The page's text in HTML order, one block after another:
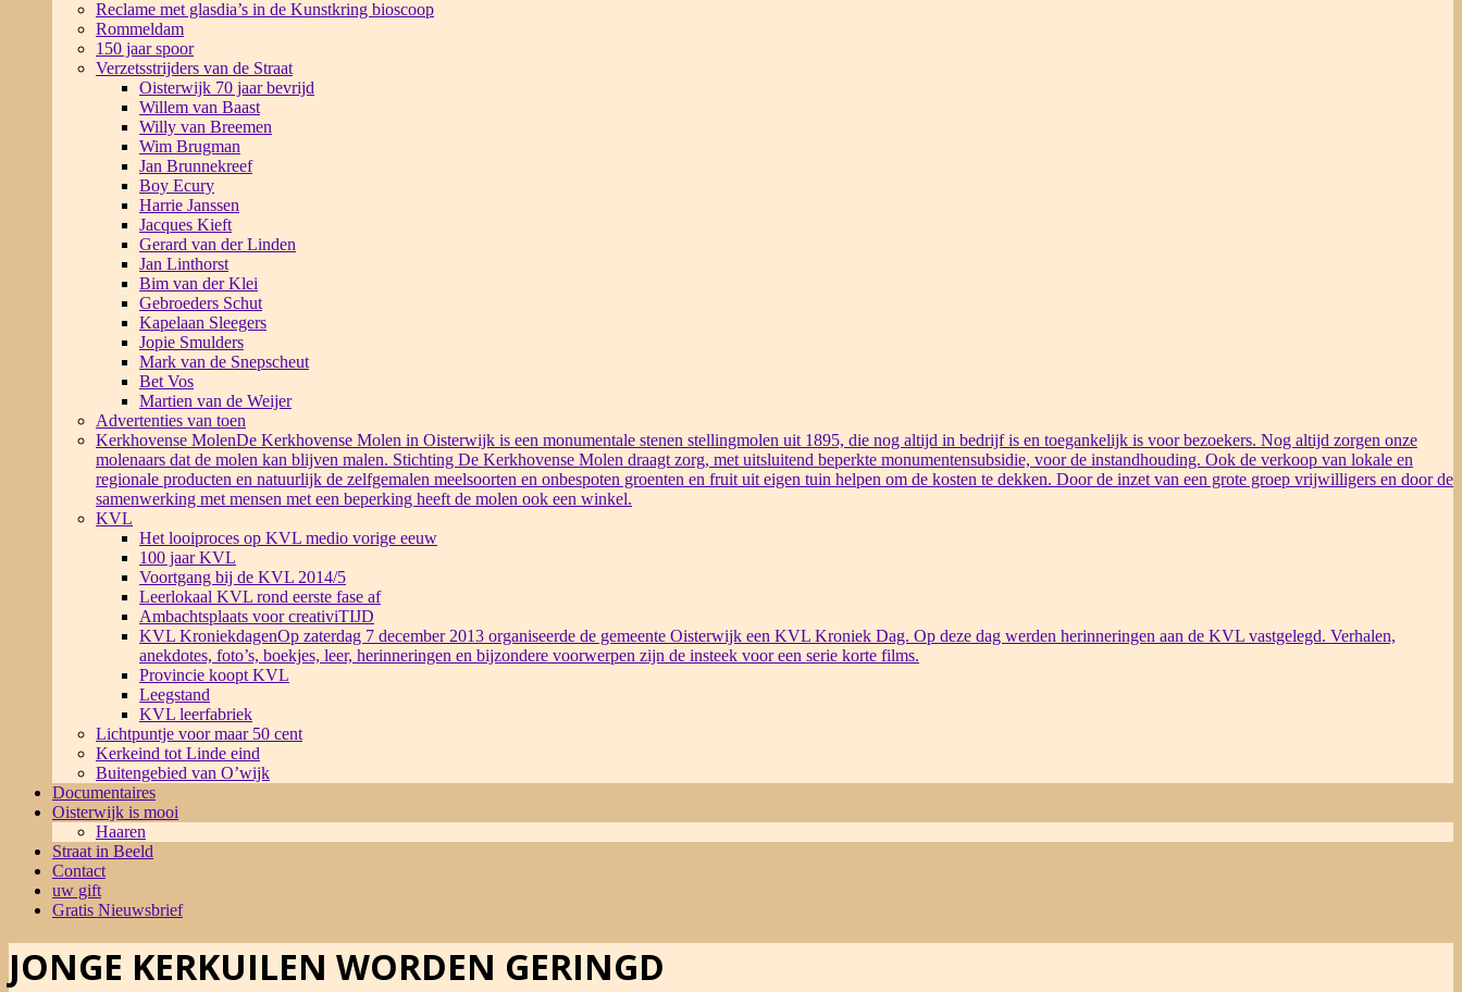
Reclame met glasdia’s in de Kunstkring bioscoop
Rommeldam
150 jaar spoor
Verzetsstrijders van de Straat
Oisterwijk 70 jaar bevrijd
Willem van Baast
Willy van Breemen
Wim Brugman
Jan Brunnekreef
Boy Ecury
Harrie Janssen
Jacques Kieft
Gerard van der Linden
Jan Linthorst
Bim van der Klei
Gebroeders Schut
Kapelaan Sleegers
Jopie Smulders
Mark van de Snepscheut
Bet Vos
Martien van de Weijer
Advertenties van toen
Kerkhovense MolenDe Kerkhovense Molen in Oisterwijk is een monumentale stenen stellingmolen uit 1895, die nog altijd in bedrijf is en toegankelijk is voor bezoekers. Nog altijd zorgen onze
molenaars dat de molen kan blijven malen. Stichting De Kerkhovense Molen draagt zorg, met uitsluitend beperkte monumentensubsidie, voor de instandhouding. Ook de verkoop van lokale en
regionale producten en natuurlijk de zelfgemalen meelsoorten en onbespoten groenten en fruit uit eigen tuin helpen om de kosten te dekken. Door de inzet van een grote groep vrijwilligers en door de
samenwerking met mensen met een beperking heeft de molen ook een winkel.
KVL
Het looiproces op KVL medio vorige eeuw
100 jaar KVL
Voortgang bij de KVL 2014/5
Leerlokaal KVL rond eerste fase af
Ambachtsplaats voor creativiTIJD
KVL KroniekdagenOp zaterdag 7 december 2013 organiseerde de gemeente Oisterwijk een KVL Kroniek Dag. Op deze dag werden herinneringen aan de KVL vastgelegd. Verhalen,
anekdotes, foto’s, boekjes, leer, herinneringen en bijzondere voorwerpen zijn de insteek voor een serie korte films.
Provincie koopt KVL
Leegstand
KVL leerfabriek
Lichtpuntje voor maar 50 cent
Kerkeind tot Linde eind
Buitengebied van O’wijk
Documentaires
Oisterwijk is mooi
Haaren
Straat in Beeld
Contact
uw gift
Gratis Nieuwsbrief
JONGE KERKUILEN WORDEN GERINGD